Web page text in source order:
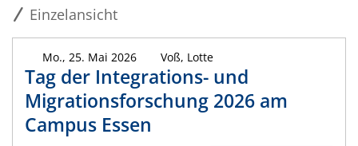
Einzelansicht
Mo., 25. Mai 2026 Voß, Lotte
Tag der Integrations- und
Migrationsforschung 2026 am
Campus Essen